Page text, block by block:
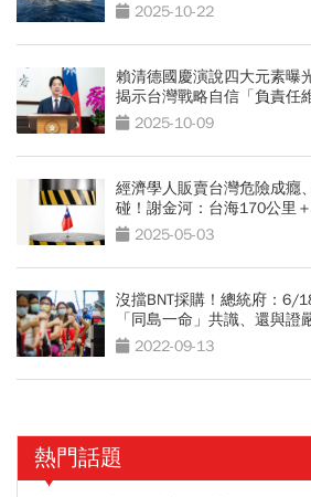
2025-10-22
賴清德國慶演說四大元素曝
揭示台灣戰略自信「負責任
2025-10-09
經濟學人販賣台灣危險成癮
碰！謝金河：台海170公里
弱」2025-05-03
沒擋BNT採購！總統府：6/
「同島一命」共識、還與證
2022-09-13
熱門話題